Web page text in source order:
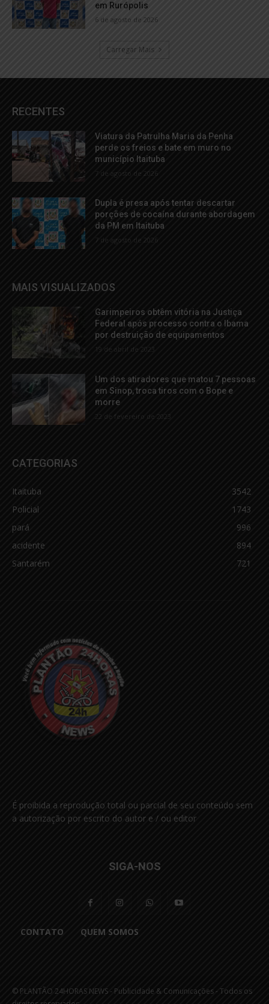
em Rurópolis
6 de agosto de 2026
Carregar Mais
RECENTES
Viatura da Patrulha Maria da Penha
perde os freios e bate em muro no
município Itaituba
7 de agosto de 2026
Dupla é presa após tentar descartar
porções de cocaína durante abordagem
da PM em Itaituba
7 de agosto de 2026
MAIS VISUALIZADOS
Garimpeiros obtêm vitória na Justiça
Federal após processo contra o Ibama
por destruição de equipamentos
19 de abril de 2023
Um dos atiradores que matou 7 pessoas
em Sinop, troca tiros com o Bope e
morre
22 de fevereiro de 2023
CATEGORIAS
Itaituba
3542
Policial
1743
pará
996
acidente
894
Santarém
721
É proibida a reprodução total ou parcial de seu conteúdo sem
a autorização por escrito do autor e / ou editor
SIGA-NOS
CONTATO QUEM SOMOS
© PLANTÃO 24HORAS NEWS - Publicidade & Comunicações - Todos os